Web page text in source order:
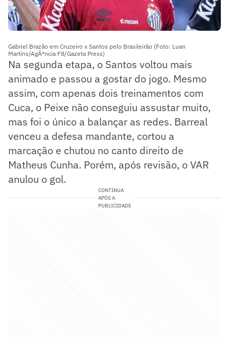
Gabriel Brazão em Cruzeiro x Santos pelo Brasileirão (Foto: Luan
Martins/AgÃªncia F8/Gazeta Press)
Na segunda etapa, o Santos voltou mais
animado e passou a gostar do jogo. Mesmo
assim, com apenas dois treinamentos com
Cuca, o Peixe não conseguiu assustar muito,
mas foi o único a balançar as redes. Barreal
venceu a defesa mandante, cortou a
marcação e chutou no canto direito de
Matheus Cunha. Porém, após revisão, o VAR
anulou o gol.
CONTINUA
APÓS A
PUBLICIDADE